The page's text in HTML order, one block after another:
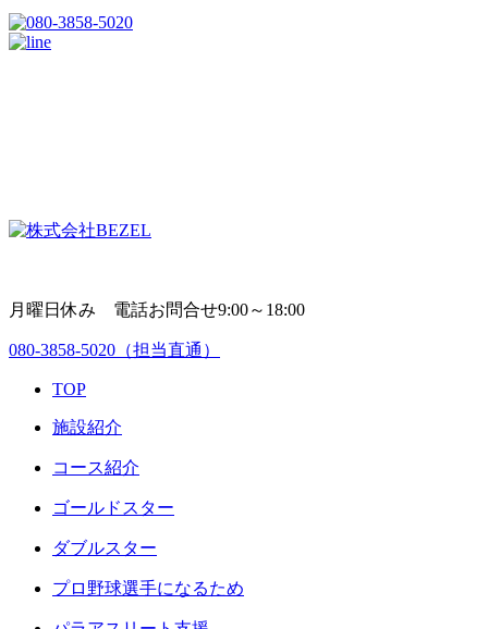
月曜日休み 電話お問合せ9:00～18:00
080-3858-5020 （担当直通）
TOP
施設紹介
コース紹介
ゴールドスター
ダブルスター
プロ野球選手になるため